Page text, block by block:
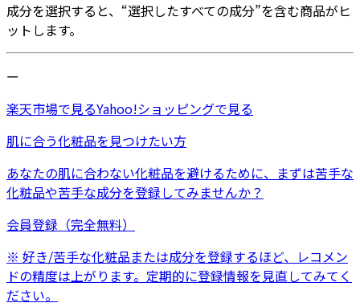
成分を選択すると、“選択したすべての成分”を含む商品がヒ
ットします。
ー
楽天市場で見るYahoo!ショッピングで見る
肌に合う化粧品を見つけたい方
あなたの肌に合わない化粧品を避けるために、まずは苦手な
化粧品や苦手な成分を登録してみませんか？
会員登録（完全無料）
※ 好き/苦手な化粧品または成分を登録するほど、レコメン
ドの精度は上がります。定期的に登録情報を見直してみてく
ださい。